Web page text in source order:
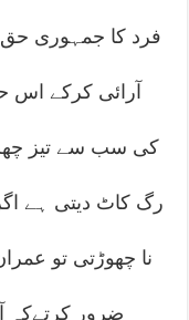
فرد کا جمہوری حق
آرائی کرکے اس
کی سب سے تیز
رگ کاٹ دیتی ہے
نا چھوڑتی تو
ضرور کرتےکہ